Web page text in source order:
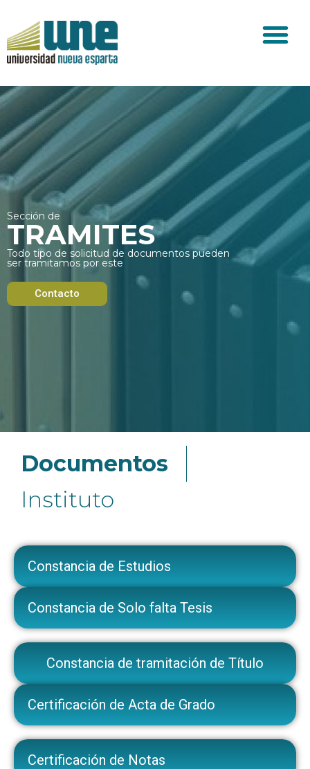
Sección de
TRAMITES
Todo tipo de solicitud de documentos pueden
ser tramitamos por este
Contacto
Documentos
Instituto
Constancia de Estudios
Constancia de Solo falta Tesis
Constancia de tramitación de Título
Certificación de Acta de Grado
Certificación de Notas